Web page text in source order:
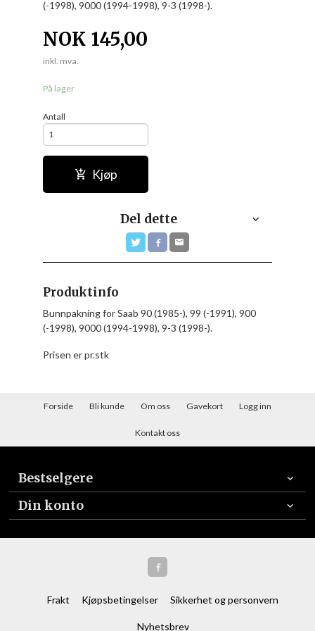
(-1998), 9000 (1994-1998), 9-3 (1998-).
NOK 145,00
inkl. mva.
På lager
Antall
Kjøp
Del dette
Produktinfo
Bunnpakning for Saab 90 (1985-), 99 (-1991), 900
(-1998), 9000 (1994-1998), 9-3 (1998-).
Prisen er pr.stk
Forside Bli kunde Om oss Gavekort Logg inn
Kontakt oss
Bestselgere
Din konto
Frakt Kjøpsbetingelser Sikkerhet og personvern
Nyhetsbrev